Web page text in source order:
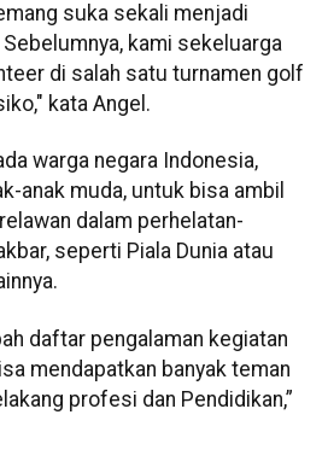
suka sekali menjadi
kami sekeluarga
di salah satu turnamen golf
kata Angel.
warga negara Indonesia,
anak muda, untuk bisa ambil
dalam perhelatan-
seperti Piala Dunia atau
daftar pengalaman kegiatan
mendapatkan banyak teman
profesi dan Pendidikan,”